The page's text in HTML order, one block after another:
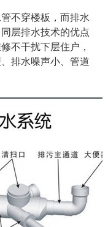
不穿楼板，而排水
层排水技术的优点
不干扰下层住户，
排水噪声小、管道